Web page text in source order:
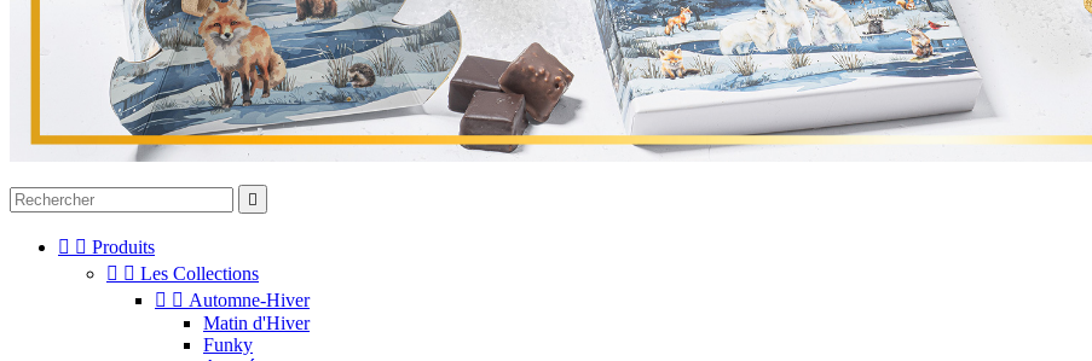

  Produits
  Les Collections
  Automne-Hiver
Matin d'Hiver
Funky